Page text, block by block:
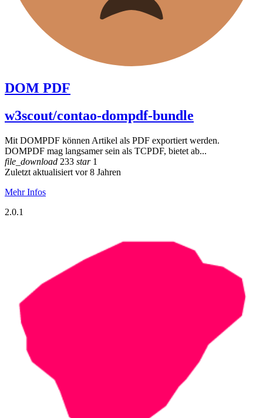
DOM PDF
w3scout/contao-dompdf-bundle
Mit DOMPDF können Artikel als PDF exportiert werden.
DOMPDF mag langsamer sein als TCPDF, bietet ab...
file_download 233 star1
Zuletzt aktualisiert vor 8 Jahren
Mehr Infos
2.0.1